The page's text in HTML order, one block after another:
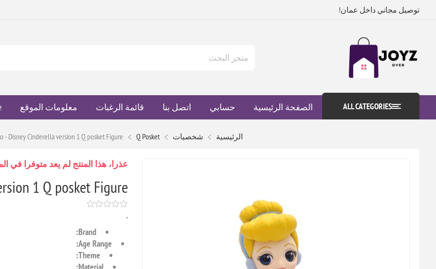
توصيل مجاني داخل عمان!
ALL CATEGORIES الصفحة الرئيسية حسابي اتصل بنا قائمة الرغبات معلومات الموقع
الرئيسية شخصيات Q Posket
- Disney Cinderella version 1 Q posket Figure.
عذرا، هذا المنتج لم يعد متوفرا في
1 Q posket Figure.
"
Brand:
Age Range:
Theme: